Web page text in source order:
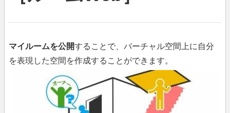
マイルームを公開することで、バーチャル空間上に自分
を表現した空間を作成することができます。